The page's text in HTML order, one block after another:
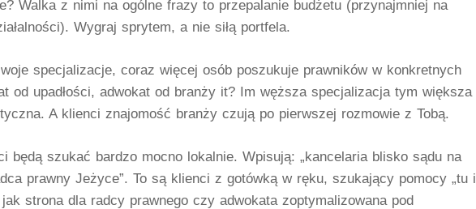
Walka z nimi na ogólne frazy to przepalanie budżetu (przynajmniej na
Wygraj sprytem, a nie siłą portfela.
specjalizacje, coraz więcej osób poszukuje prawników w konkretnych
od upadłości, adwokat od branży it? Im węższa specjalizacja tym większa
A klienci znajomość branży czują po pierwszej rozmowie z Tobą.
będą szukać bardzo mocno lokalnie. Wpisują: „kancelaria blisko sądu na
prawny Jeżyce”. To są klienci z gotówką w ręku, szukający pomocy „tu i
strona dla radcy prawnego czy adwokata zoptymalizowana pod